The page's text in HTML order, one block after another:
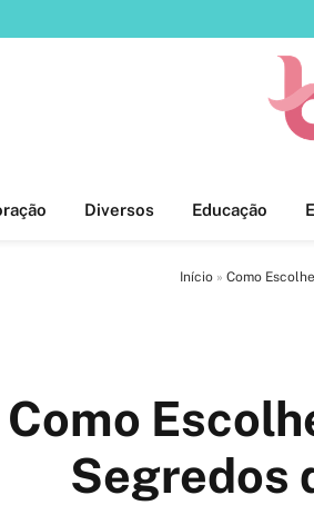
Diversos Educação
Início » Como
Como
Segredos